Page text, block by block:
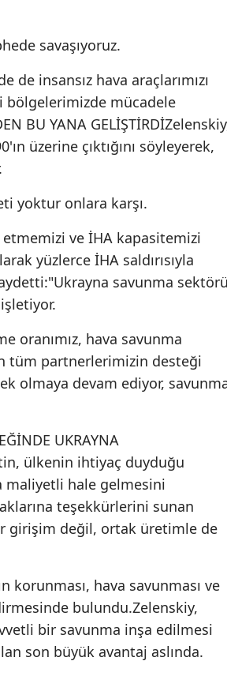
savaşıyoruz.
insansız hava araçlarımızı
bölgelerimizde mücadele
BU YANA
üzerine çıktığını söyleyerek,
yoktur onlara karşı.
ve İHA kapasitemizi
yüzlerce İHA saldırısıyla
savunma
oranımız, hava savunma
tüm partnerlerimizin desteği
olmaya devam ediyor,
UKRAYNA
ülkenin ihtiyaç duyduğu
maliyetli hale gelmesini
teşekkürlerini sunan
girişim değil, ortak üretimle de
korunması, hava savunması ve
bulundu.Zelenskiy,
bir savunma inşa edilmesi
son büyük avantaj aslında.